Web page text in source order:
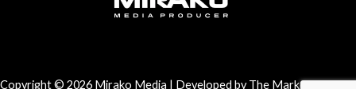
Copyright © 2026 Mirako Media | Developed byThe Marketing Crew